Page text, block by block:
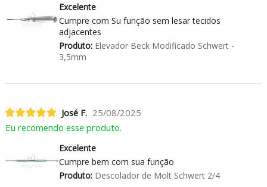
Excelente
Cumpre com Su função sem lesar tecidos
adjacentes
Produto:Elevador Beck Modificado Schwert -
3,5mm
José F. 25/08/2025
Eu recomendo esse produto.
Excelente
Cumpre bem com sua função
Produto:Descolador de Molt Schwert 2/4